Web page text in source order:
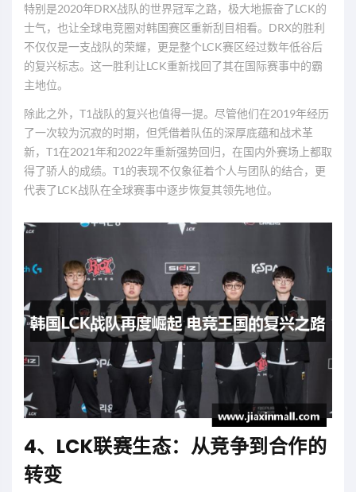
特别是2020年DRX战队的世界冠军之路，极大地振奋了LCK的
士气，也让全球电竞圈对韩国赛区重新刮目相看。DRX的胜利
不仅仅是一支战队的荣耀，更是整个LCK赛区经过数年低谷后
的复兴标志。这一胜利让LCK重新找回了其在国际赛事中的霸
主地位。
除此之外，T1战队的复兴也值得一提。尽管他们在2019年经历
了一次较为沉寂的时期，但凭借着队伍的深厚底蕴和战术革
新，T1在2021年和2022年重新强势回归，在国内外赛场上都取
得了骄人的成绩。T1的表现不仅象征着个人与团队的结合，更
代表了LCK战队在全球赛事中逐步恢复其领先地位。
4、LCK联赛生态：从竞争到合作的
转变